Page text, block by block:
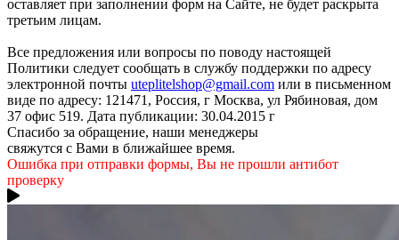
оставляет при заполнении форм на Сайте, не будет раскрыта
третьим лицам.
Все предложения или вопросы по поводу настоящей
Политики следует сообщать в службу поддержки по адресу
электронной почты uteplitelshop@gmail.com или в письменном
виде по адресу: 121471, Россия, г Москва, ул Рябиновая, дом
37 офис 519. Дата публикации: 30.04.2015 г
Спасибо за обращение, наши менеджеры
свяжутся с Вами в ближайшее время.
Ошибка при отправки формы, Вы не прошли антибот
проверку